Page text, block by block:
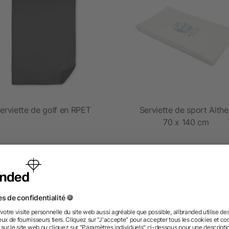
de golf en RPET
Serviette de sport
70 x 140 cm
questions ? Nous avons les